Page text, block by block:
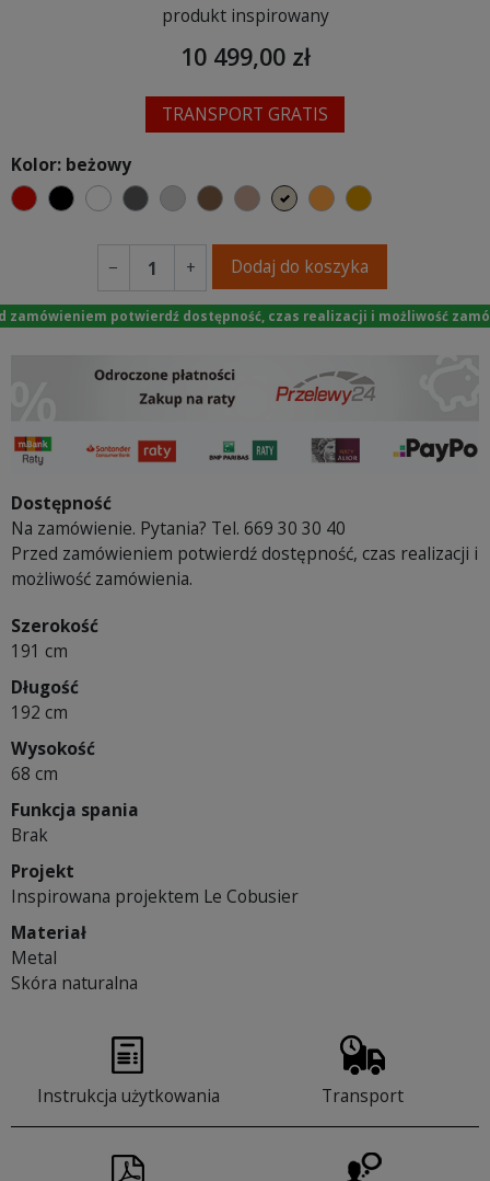
produkt inspirowany
10 499,00 zł
TRANSPORT GRATIS
Kolor: beżowy
czerwony
czarnybiałyciemno szary
jasnoszary
brązowyjasnobrązowy
beżowypomarańczowy
koniakowy
− + Dodaj do koszyka
zamówieniem potwierdź dostępność, czas realizacji i możliwość
Dostępność
Na zamówienie. Pytania? Tel. 669 30 30 40
Przed zamówieniem potwierdź dostępność, czas realizacji i
możliwość zamówienia.
Szerokość
191 cm
Długość
192 cm
Wysokość
68 cm
Funkcja spania
Brak
Projekt
Inspirowana projektem Le Cobusier
Materiał
Metal
Skóra naturalna
Instrukcja użytkowania Transport